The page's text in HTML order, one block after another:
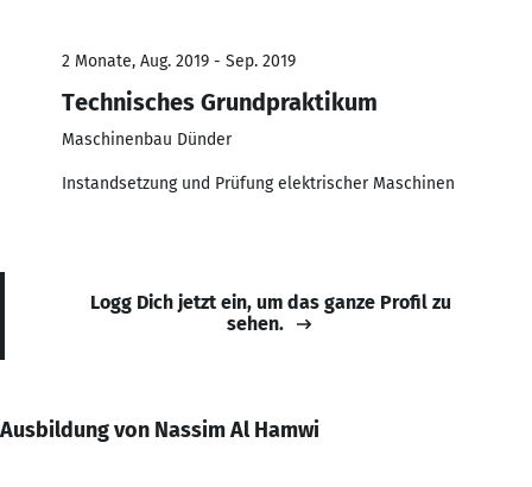
2 Monate, Aug. 2019 - Sep. 2019
Technisches Grundpraktikum
Maschinenbau Dünder
Instandsetzung und Prüfung elektrischer Maschinen
Logg Dich jetzt ein, um das ganze Profil zu
sehen.
Ausbildung von Nassim Al Hamwi